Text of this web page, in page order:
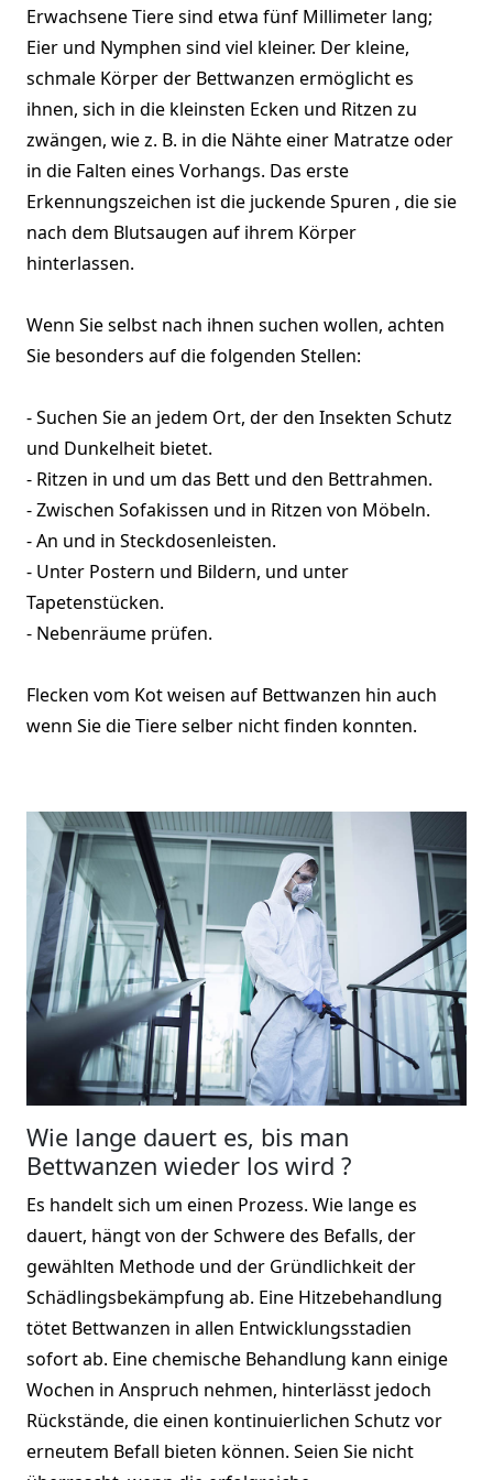
Erwachsene Tiere sind etwa fünf Millimeter lang;
Eier und Nymphen sind viel kleiner. Der kleine,
schmale Körper der Bettwanzen ermöglicht es
ihnen, sich in die kleinsten Ecken und Ritzen zu
zwängen, wie z. B. in die Nähte einer Matratze oder
in die Falten eines Vorhangs. Das erste
Erkennungszeichen ist die juckende Spuren , die sie
nach dem Blutsaugen auf ihrem Körper
hinterlassen.
Wenn Sie selbst nach ihnen suchen wollen, achten
Sie besonders auf die folgenden Stellen:
- Suchen Sie an jedem Ort, der den Insekten Schutz
und Dunkelheit bietet.
- Ritzen in und um das Bett und den Bettrahmen.
- Zwischen Sofakissen und in Ritzen von Möbeln.
- An und in Steckdosenleisten.
- Unter Postern und Bildern, und unter
Tapetenstücken.
- Nebenräume prüfen.
Flecken vom Kot weisen auf Bettwanzen hin auch
wenn Sie die Tiere selber nicht finden konnten.
Wie lange dauert es, bis man
Bettwanzen wieder los wird ?
Es handelt sich um einen Prozess. Wie lange es
dauert, hängt von der Schwere des Befalls, der
gewählten Methode und der Gründlichkeit der
Schädlingsbekämpfung ab. Eine Hitzebehandlung
tötet Bettwanzen in allen Entwicklungsstadien
sofort ab. Eine chemische Behandlung kann einige
Wochen in Anspruch nehmen, hinterlässt jedoch
Rückstände, die einen kontinuierlichen Schutz vor
erneutem Befall bieten können. Seien Sie nicht